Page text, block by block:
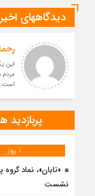
دیدگاههای اخیر
این
است.
پربازدید
1 روز
«تابان»، نماد
نشست